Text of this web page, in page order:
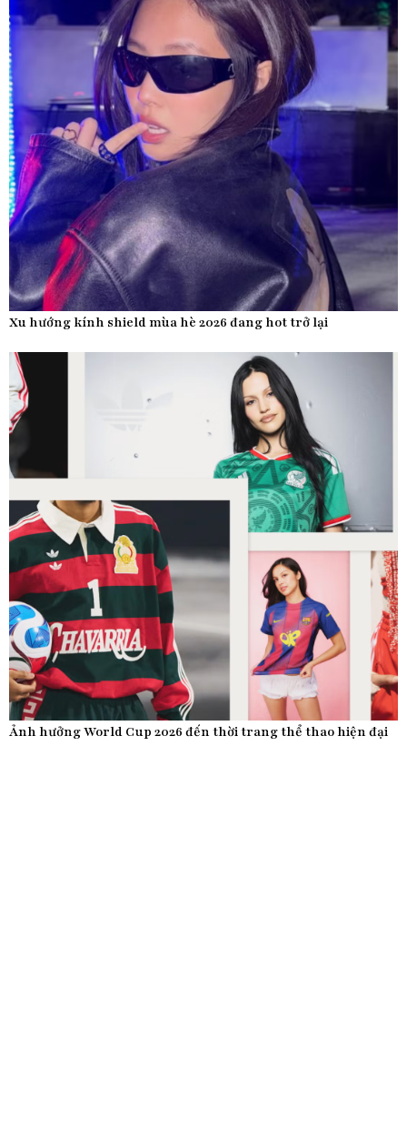
Xu hướng kính shield mùa hè 2026 đang hot trở lại
Ảnh hưởng World Cup 2026 đến thời trang thể thao hiện đại